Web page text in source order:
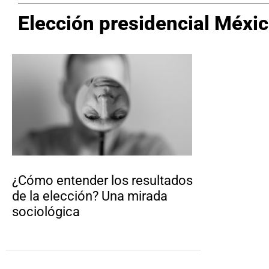
Elección presidencial
¿Cómo entender los resultados
de la elección? Una mirada
sociológica